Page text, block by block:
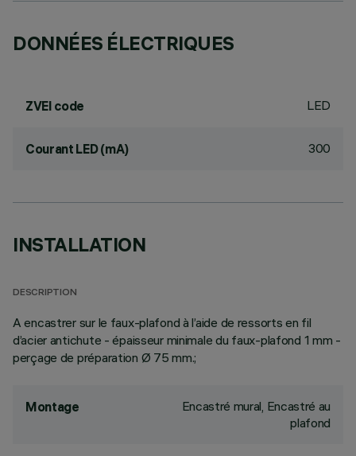
DONNÉES ÉLECTRIQUES
ZVEI code LED
Courant LED (mA) 300
INSTALLATION
DESCRIPTION
A encastrer sur le faux-plafond à l’aide de ressorts en fil
d’acier antichute - épaisseur minimale du faux-plafond 1 mm -
perçage de préparation Ø 75 mm.;
Montage
Encastré mural, Encastré au
plafond